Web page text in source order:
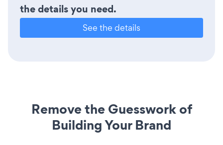
the details you need.
See the details
Remove the Guesswork of
Building Your Brand